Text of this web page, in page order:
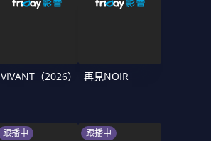
VIVANT（2026） 再見NOIR
跟播中 跟播中